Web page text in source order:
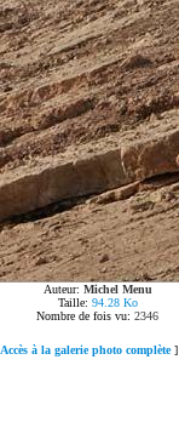
Auteur: Michel Menu
Taille: 94.28 Ko
Nombre de fois vu: 2346
Accès à la galerie photo complète]